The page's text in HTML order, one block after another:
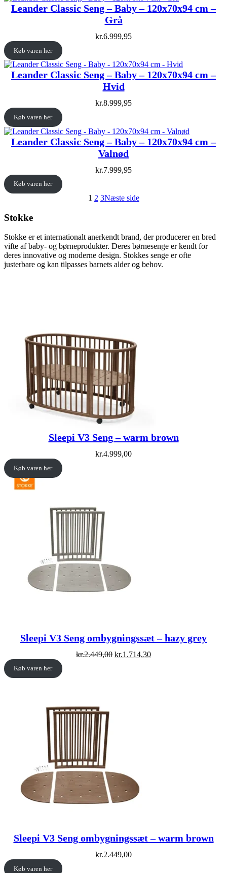
Leander Classic Seng – Baby – 120x70x94 cm –
Grå
kr.6.999,95
Køb varen her
Leander Classic Seng – Baby – 120x70x94 cm –
Hvid
kr.8.999,95
Køb varen her
Leander Classic Seng – Baby – 120x70x94 cm –
Valnød
kr.7.999,95
Køb varen her
1 2 3Næste side
Stokke
Stokke er et internationalt anerkendt brand, der producerer en bred
vifte af baby- og børneprodukter. Deres børnesenge er kendt for
deres innovative og moderne design. Stokkes senge er ofte
justerbare og kan tilpasses barnets alder og behov.
Sleepi V3 Seng – warm brown
kr.4.999,00
Køb varen her
Sleepi V3 Seng ombygningssæt – hazy grey
kr.2.449,00 Original
kr.1.714,30Current
Køb varen her
Sleepi V3 Seng ombygningssæt – warm brown
kr.2.449,00
Køb varen her